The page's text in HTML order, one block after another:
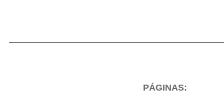
PÁGINAS: